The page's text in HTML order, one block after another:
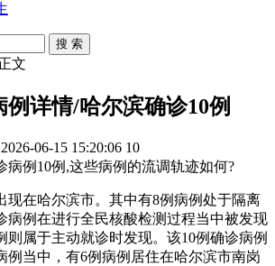
搜 索
文
例详情/哈尔滨确诊10例
2026-06-15 15:20:06 10
病例10例,这些病例的流调轨迹如何?
现在哈尔滨市。其中有8例病例处于隔离
病例在进行全民核酸检测过程当中被发现
则属于主动就诊时发现。该10例确诊病例
例当中，有6例病例居住在哈尔滨市南岗